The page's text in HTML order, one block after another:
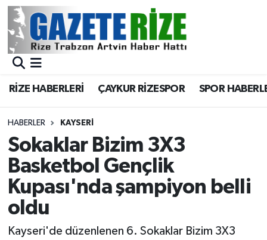
RİZE HABERLERİ ÇAYKUR RİZESPOR SPOR
HABERLER KAYSERI
Sokaklar Bizim 3X3
Basketbol Gençlik
Kupası'nda şampiyon belli
oldu
Kayseri'de düzenlenen 6. Sokaklar Bizim 3X3
BÖLGEMİZ
Asayiş
Rize Jandarma Komutanlığı
Bilim Teknoloji
Bölge
Advertising news
Merkez Nöbetçi Eczaneler
Merkez Trafik Yoğunluk Haritası
Süper Lig Puan Durumu ve Fikstür
Tüm Manşetler
Son Dakika Haberleri
Haber Arşivi